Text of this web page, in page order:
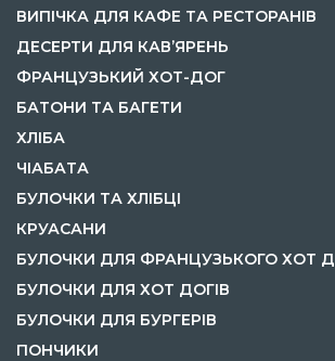
ВИПІЧКА ДЛЯ КАФЕ ТА РЕСТОРАНІВ
ДЕСЕРТИ ДЛЯ КАВ’ЯРЕНЬ
ФРАНЦУЗЬКИЙ ХОТ-ДОГ
БАТОНИ ТА БАГЕТИ
ХЛІБА
ЧІАБАТА
БУЛОЧКИ ТА ХЛІБЦІ
КРУАСАНИ
БУЛОЧКИ ДЛЯ ФРАНЦУЗЬКОГО ХОТ
БУЛОЧКИ ДЛЯ ХОТ ДОГІВ
БУЛОЧКИ ДЛЯ БУРГЕРІВ
ПОНЧИКИ